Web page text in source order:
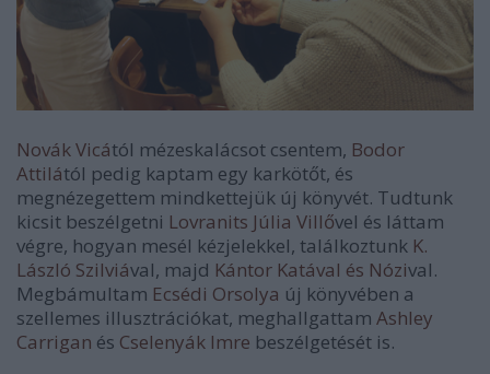
Novák Vicától mézeskalácsot csentem, Bodor
Attilától pedig kaptam egy karkötőt, és
megnézegettem mindkettejük új könyvét. Tudtunk
kicsit beszélgetni Lovranits Júlia Villővel és láttam
végre, hogyan mesél kézjelekkel, találkoztunk K.
László Szilviával, majd Kántor Katával és Nózival.
Megbámultam Ecsédi Orsolya új könyvében a
szellemes illusztrációkat, meghallgattam Ashley
Carrigan és Cselenyák Imre beszélgetését is.